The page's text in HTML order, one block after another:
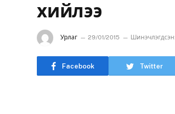
хийлээ
Урлаг 29/01/2015 Шинэчлэгдсэн:
Facebook Twitter